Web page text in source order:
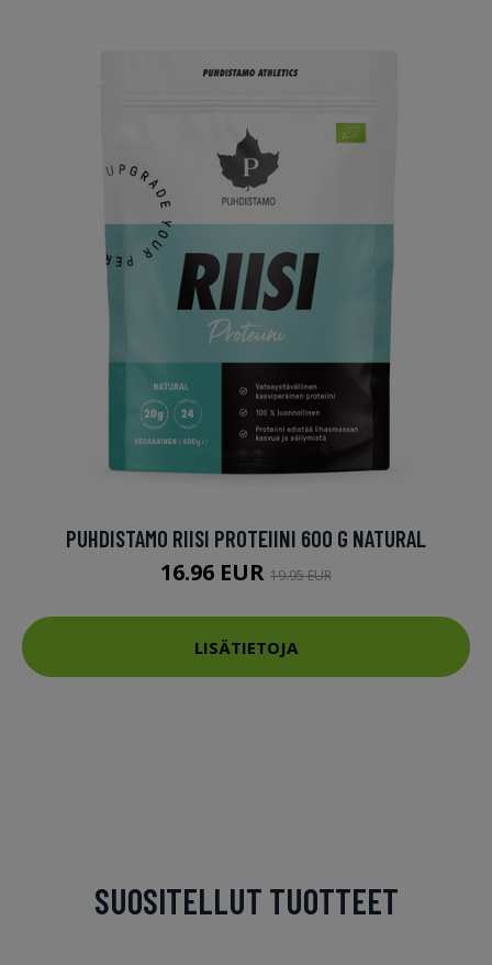
PUHDISTAMO RIISI PROTEIINI 600 G NATURAL
16.96 EUR 19.95 EUR
LISÄTIETOJA
SUOSITELLUT TUOTTEET